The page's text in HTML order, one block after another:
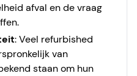
afval en de vraag
: Veel refurbished
van
staan om hun